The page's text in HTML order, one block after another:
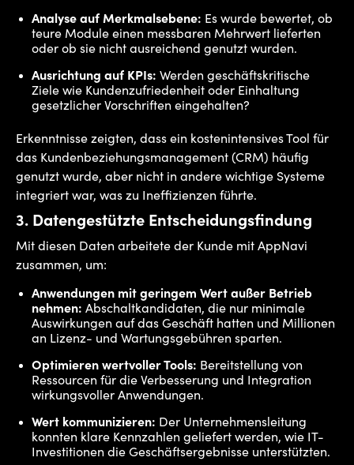
Analyse auf Merkmalsebene: Es wurde bewertet, ob
teure Module einen messbaren Mehrwert lieferten
oder ob sie nicht ausreichend genutzt wurden.
Ausrichtung auf KPIs: Werden geschäftskritische
Ziele wie Kundenzufriedenheit oder Einhaltung
gesetzlicher Vorschriften eingehalten?
Erkenntnisse zeigten, dass ein kostenintensives Tool für
das Kundenbeziehungsmanagement (CRM) häufig
genutzt wurde, aber nicht in andere wichtige Systeme
integriert war, was zu Ineffizienzen führte.
3. Datengestützte Entscheidungsfindung
Mit diesen Daten arbeitete der Kunde mit AppNavi
zusammen, um:
Anwendungen mit geringem Wert außer Betrieb
nehmen: Abschaltkandidaten, die nur minimale
Auswirkungen auf das Geschäft hatten und Millionen
an Lizenz- und Wartungsgebühren sparten.
Optimieren wertvoller Tools: Bereitstellung von
Ressourcen für die Verbesserung und Integration
wirkungsvoller Anwendungen.
Wert kommunizieren: Der Unternehmensleitung
konnten klare Kennzahlen geliefert werden, wie IT-
Investitionen die Geschäftsergebnisse unterstützten.